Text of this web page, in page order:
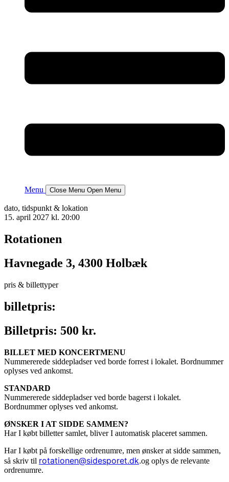
Menu Close Menu Open Menu
dato, tidspunkt & lokation
15. april 2027 kl. 20:00
Rotationen
Havnegade 3, 4300 Holbæk
pris & billettyper
billetpris:
Billetpris: 500 kr.
BILLET MED KONCERTMENU
Nummererede siddepladser ved borde forrest i lokalet. Bordnummer
oplyses ved ankomst.
STANDARD
Nummererede siddepladser ved borde bagerst i lokalet.
Bordnummer oplyses ved ankomst.
ØNSKER I AT SIDDE SAMMEN?
Har I købt billetter samlet, bliver I automatisk placeret sammen.
Har I købt på forskellige ordrenumre, men ønsker at sidde sammen,
så skriv til rotationen@sidesporet.dk.og oplys de relevante
ordrenumre.